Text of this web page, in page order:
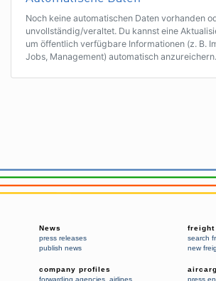
Noch keine automatischen Daten vorhanden
unvollständig/veraltet. Du kannst eine
um öffentlich verfügbare Informationen (z. B.
Jobs, Management) automatisch anzureichern.
News
press releases
publish news
freight
search
new
company profiles
forwarding agencies airlines
press